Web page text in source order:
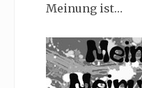
Meinung ist…